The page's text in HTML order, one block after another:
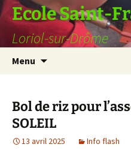
Ecole Saint-
Loriol-sur-Drôme
Menu
Bol de riz pour
SOLEIL
13 avril 2025 Info flash